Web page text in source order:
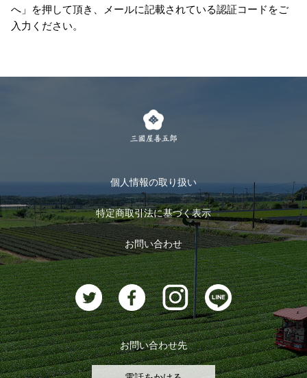
へ」を押して頂き、メールに記載されている認証コードをご
入力ください。
個人情報の取り扱い
特定商取引法に基づく表示
お問い合わせ
お問い合わせ先